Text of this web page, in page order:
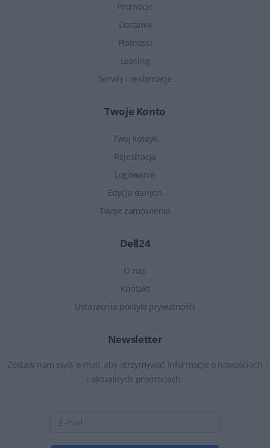
Promocje
Dostawa
Płatności
Leasing
Serwis i reklamacje
Twoje Konto
Twój koszyk
Rejestracja
Logowanie
Edycja danych
Twoje zamówienia
Dell24
O nas
Kontakt
Ustawienia polityki prywatności
Newsletter
Zostaw nam swój e-mail, aby otrzymywać informacje o nowościach
i aktualnych promocjach.